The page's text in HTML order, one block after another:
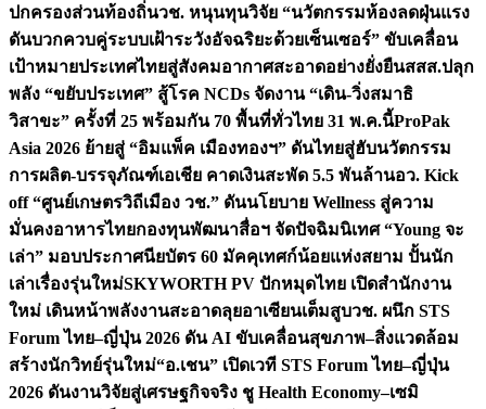
ปกครองส่วนท้องถิ่นวช. หนุนทุนวิจัย “นวัตกรรมห้องลดฝุ่นแรง
ดันบวกควบคู่ระบบเฝ้าระวังอัจฉริยะด้วยเซ็นเซอร์” ขับเคลื่อน
เป้าหมายประเทศไทยสู่สังคมอากาศสะอาดอย่างยั่งยืนสสส.ปลุก
พลัง “ขยับประเทศ” สู้โรค NCDs จัดงาน “เดิน-วิ่งสมาธิ
วิสาขะ” ครั้งที่ 25 พร้อมกัน 70 พื้นที่ทั่วไทย 31 พ.ค.นี้ProPak
Asia 2026 ย้ายสู่ “อิมแพ็ค เมืองทองฯ” ดันไทยสู่ฮับนวัตกรรม
การผลิต-บรรจุภัณฑ์เอเชีย คาดเงินสะพัด 5.5 พันล้านอว. Kick
off “ศูนย์เกษตรวิถีเมือง วช.” ดันนโยบาย Wellness สู่ความ
มั่นคงอาหารไทยกองทุนพัฒนาสื่อฯ จัดปัจฉิมนิเทศ “Young จะ
เล่า” มอบประกาศนียบัตร 60 มัคคุเทศก์น้อยแห่งสยาม ปั้นนัก
เล่าเรื่องรุ่นใหม่SKYWORTH PV ปักหมุดไทย เปิดสำนักงาน
ใหม่ เดินหน้าพลังงานสะอาดลุยอาเซียนเต็มสูบวช. ผนึก STS
Forum ไทย–ญี่ปุ่น 2026 ดัน AI ขับเคลื่อนสุขภาพ–สิ่งแวดล้อม
สร้างนักวิทย์รุ่นใหม่“อ.เชน” เปิดเวที STS Forum ไทย–ญี่ปุ่น
2026 ดันงานวิจัยสู่เศรษฐกิจจริง ชู Health Economy–เซมิ